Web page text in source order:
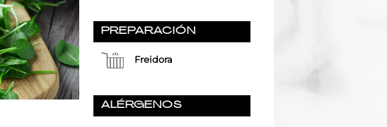
PREPARACIÓN
Freidora
ALÉRGENOS